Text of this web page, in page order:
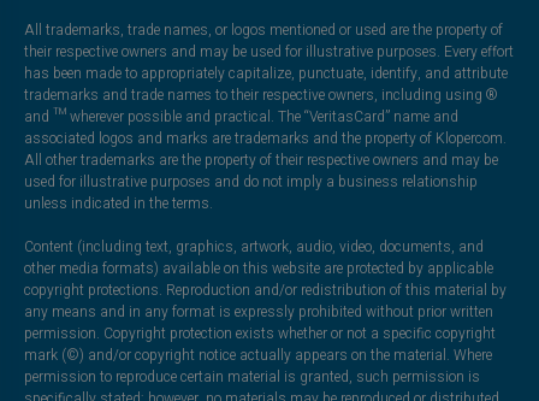
All trademarks, trade names, or logos mentioned or used are the property of
their respective owners and may be used for illustrative purposes. Every effort
has been made to appropriately capitalize, punctuate, identify, and attribute
trademarks and trade names to their respective owners, including using ®
and ™ wherever possible and practical. The “VeritasCard” name and
associated logos and marks are trademarks and the property of Klopercom.
All other trademarks are the property of their respective owners and may be
used for illustrative purposes and do not imply a business relationship
unless indicated in the terms.
Content (including text, graphics, artwork, audio, video, documents, and
other media formats) available on this website are protected by applicable
copyright protections. Reproduction and/or redistribution of this material by
any means and in any format is expressly prohibited without prior written
permission. Copyright protection exists whether or not a specific copyright
mark (©) and/or copyright notice actually appears on the material. Where
permission to reproduce certain material is granted, such permission is